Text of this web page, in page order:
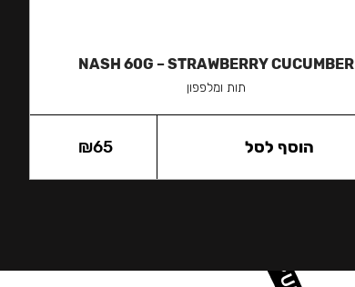
NASH 60G – STRAWBERRY CUCUMBER
תות ומלפפון
₪65 הוסף לסל